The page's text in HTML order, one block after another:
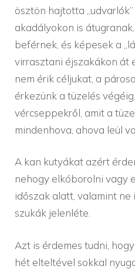
ösztön hajtotta
akadályokon is
beférnek, és képesek a
virrasztani éjszakákon át
nem érik céljukat, a
érkezünk a tüzelés
vércseppekről, amit a
mindenhova, ahova leül
A kan kutyákat azért
nehogy elkóborolni vagy
időszak alatt, valamint
szukák jelenléte.
Azt is érdemes tudni,
hét elteltével sokkal